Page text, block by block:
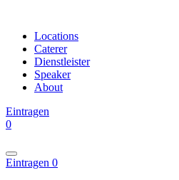
Locations
Caterer
Dienstleister
Speaker
About
Eintragen
0
Eintragen 0